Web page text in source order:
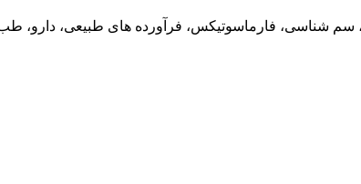
سم شناسی، فارماسوتیکس، فرآورده های طبیعی، دارو، طب